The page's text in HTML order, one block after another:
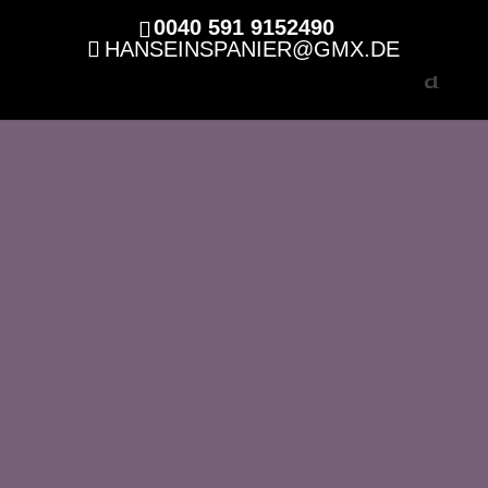
0040 591 9152490
HANSEINSPANIER@GMX.DE